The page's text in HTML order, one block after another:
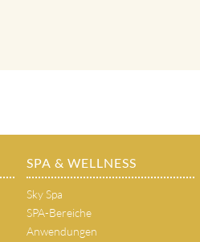
SPA & WELLNESS
Sky Spa
SPA-Bereiche
Anwendungen